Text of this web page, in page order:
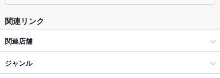
貸切 貸切不可 ：5～6名様から最大120名様まで対応（応相談）
設備
関連リンク
関連店舗
カラオ毛 花畑公民館
ジャンル